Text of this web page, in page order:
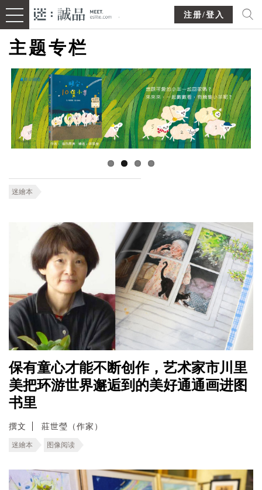
注册/登入
主题专栏
迷繪本
保有童心才能不断创作，艺术家市川里
美把环游世界邂逅到的美好通通画进图
书里
撰文 莊世瑩（作家）
迷繪本 图像阅读